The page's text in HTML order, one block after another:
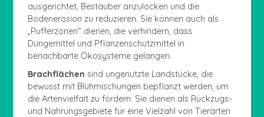
ausgerichtet, Bestäuber anzulocken und die
Bodenerosion zu reduzieren. Sie können auch als
„Pufferzonen“ dienen, die verhindern, dass
Düngemittel und Pflanzenschutzmittel in
benachbarte Ökosysteme gelangen.
Brachflächen sind ungenutzte Landstücke, die
bewusst mit Blühmischungen bepflanzt werden, um
die Artenvielfalt zu fördern. Sie dienen als Rückzugs-
und Nahrungsgebiete für eine Vielzahl von Tierarten